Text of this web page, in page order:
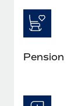
Pension